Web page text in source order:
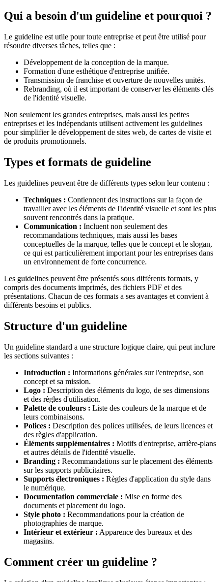
Qui a besoin d'un guideline et pourquoi ?
Le guideline est utile pour toute entreprise et peut être utilisé pour
résoudre diverses tâches, telles que :
Développement de la conception de la marque.
Formation d'une esthétique d'entreprise unifiée.
Transmission de franchise et ouverture de nouvelles unités.
Rebranding, où il est important de conserver les éléments clés
de l'identité visuelle.
Non seulement les grandes entreprises, mais aussi les petites
entreprises et les indépendants utilisent activement les guidelines
pour simplifier le développement de sites web, de cartes de visite et
de produits promotionnels.
Types et formats de guideline
Les guidelines peuvent être de différents types selon leur contenu :
Techniques : Contiennent des instructions sur la façon de
travailler avec les éléments de l'identité visuelle et sont les plus
souvent rencontrés dans la pratique.
Communication : Incluent non seulement des
recommandations techniques, mais aussi les bases
conceptuelles de la marque, telles que le concept et le slogan,
ce qui est particulièrement important pour les entreprises dans
un environnement de forte concurrence.
Les guidelines peuvent être présentés sous différents formats, y
compris des documents imprimés, des fichiers PDF et des
présentations. Chacun de ces formats a ses avantages et convient à
différents besoins et publics.
Structure d'un guideline
Un guideline standard a une structure logique claire, qui peut inclure
les sections suivantes :
Introduction : Informations générales sur l'entreprise, son
concept et sa mission.
Logo : Description des éléments du logo, de ses dimensions
et des règles d'utilisation.
Palette de couleurs : Liste des couleurs de la marque et de
leurs combinaisons.
Polices : Description des polices utilisées, de leurs licences et
des règles d'application.
Éléments supplémentaires : Motifs d'entreprise, arrière-plans
et autres détails de l'identité visuelle.
Branding : Recommandations sur le placement des éléments
sur les supports publicitaires.
Supports électroniques : Règles d'application du style dans
le numérique.
Documentation commerciale : Mise en forme des
documents et placement du logo.
Style photo : Recommandations pour la création de
photographies de marque.
Intérieur et extérieur : Apparence des bureaux et des
magasins.
Comment créer un guideline ?